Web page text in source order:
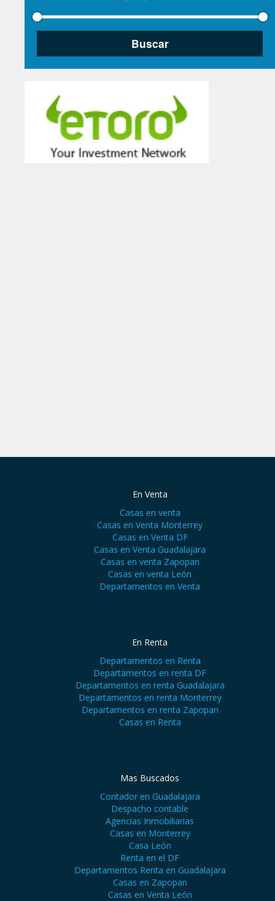
En Venta
Casas en venta
Casas en Venta Monterrey
Casas en Venta DF
Casas en Venta Guadalajara
Casas en venta Zapopan
Casas en venta León
Departamentos en Venta
En Renta
Departamentos en Renta
Departamentos en renta DF
Departamentos en renta Guadalajara
Departamentos en renta Monterrey
Departamentos en renta Zapopan
Casas en Renta
Mas Buscados
Contador en Guadalajara
Despacho contable
Agencias Inmobiliarias
Casas en Monterrey
Casa León
Renta en el DF
Departamentos Renta en Guadalajara
Casas en Zapopan
Casas en Venta León